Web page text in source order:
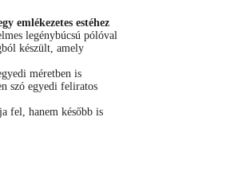
emlékezetes estéhez
legénybúcsú pólóval
készült, amely
méretben is
szó egyedi feliratos
fel, hanem később is